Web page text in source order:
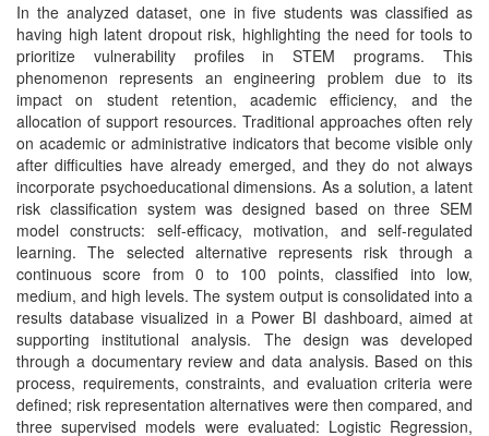
In the analyzed dataset, one in five students was classified as
having high latent dropout risk, highlighting the need for tools to
prioritize vulnerability profiles in STEM programs. This
phenomenon represents an engineering problem due to its
impact on student retention, academic efficiency, and the
allocation of support resources. Traditional approaches often rely
on academic or administrative indicators that become visible only
after difficulties have already emerged, and they do not always
incorporate psychoeducational dimensions. As a solution, a latent
risk classification system was designed based on three SEM
model constructs: self-efficacy, motivation, and self-regulated
learning. The selected alternative represents risk through a
continuous score from 0 to 100 points, classified into low,
medium, and high levels. The system output is consolidated into a
results database visualized in a Power BI dashboard, aimed at
supporting institutional analysis. The design was developed
through a documentary review and data analysis. Based on this
process, requirements, constraints, and evaluation criteria were
defined; risk representation alternatives were then compared, and
three supervised models were evaluated: Logistic Regression,